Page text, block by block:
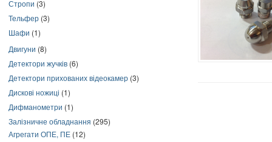
Стропи (3)
Тельфер (3)
Шафи (1)
Двигуни (8)
Детектори жучків (6)
Детектори прихованих відеокамер (3)
Дискові ножиці (1)
Дифманометри (1)
Залізничне обладнання (295)
Агрегати ОПЕ, ПЕ (12)